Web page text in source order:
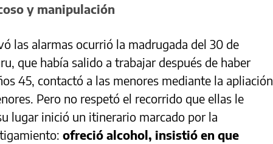
y manipulación
las alarmas ocurrió la madrugada del 30 de
que había salido a trabajar después de haber
45, contactó a las menores mediante la apliación
Pero no respetó el recorrido que ellas le
lugar inició un itinerario marcado por la
ofreció alcohol, insistió en que